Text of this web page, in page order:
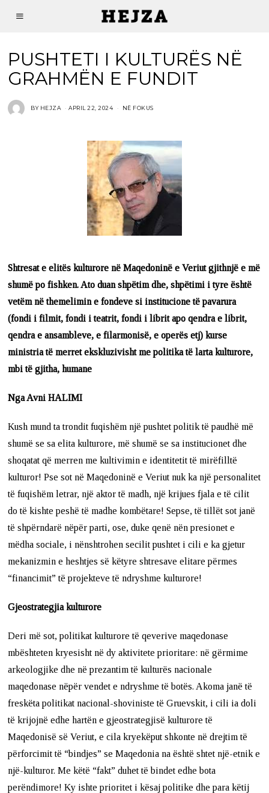
PUSHTETI I KULTURËS NË
GRAHMËN E FUNDIT
BY HEJZA APRIL 22, 2024 NË FOKUS
Shtresat e elitës kulturore në Maqedoninë e Veriut gjithnjë e më
shumë po fishken. Ato duan shpëtim dhe, shpëtimi i tyre është
vetëm në themelimin e fondeve si institucione të pavarura
(fondi i filmit, fondi i teatrit, fondi i librit apo qendra e librit,
qendra e ansambleve, e filarmonisë, e operës etj) kurse
ministria të merret ekskluzivisht me politika të larta kulturore,
mbi të gjitha, humane
Nga Avni HALIMI
Kush mund ta trondit fuqishëm një pushtet politik të paudhë më
shumë se sa elita kulturore, më shumë se sa institucionet dhe
shoqatat që merren me kultivimin e identitetit të mirëfilltë
kulturor! Pse sot në Maqedoninë e Veriut nuk ka një personalitet
të fuqishëm letrar, një aktor të madh, një krijues fjala e të cilit
do të kishte peshë të madhe kombëtare! Sepse, të tillët sot janë
të shpërndarë nëpër parti, ose, duke qenë nën presionet e
mëdha sociale, i nënshtrohen secilit pushtet i cili e ka gjetur
mekanizmin e heshtjes së këtyre shtresave elitare përmes
“financimit” të projekteve të ndryshme kulturore!
Gjeostrategjia kulturore
Deri më sot, politikat kulturore të qeverive maqedonase
mbështeten kryesisht në dy aktivitete prioritare: në gërmime
arkeologjike dhe në prezantim të kulturës nacionale
maqedonase nëpër vendet e ndryshme të botës. Akoma janë të
freskëta politikat nacional-shoviniste të Gruevskit, i cili ia doli
të krijojnë edhe hartën e gjeostrategjisë kulturore të
Maqedonisë së Veriut, e cila kryekëput shkonte në drejtim të
përforcimit të “bindjes” se Maqedonia na është shtet një-etnik e
një-kulturor. Me këtë “fakt” duhet të bindet edhe bota
perëndimore! Ky ishte prioritet i kësaj politike dhe para këtij